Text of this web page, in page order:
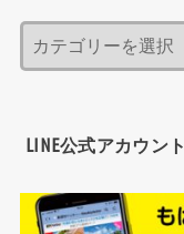
LINE公式アカウント